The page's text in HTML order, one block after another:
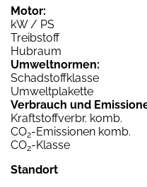
Motor:
kW / PS
Treibstoff
Hubraum
Umweltnormen:
Schadstoffklasse
Umweltplakette
Verbrauch und
Kraftstoffverbr. komb.
CO2-Emissionen komb.
CO2-Klasse
Standort